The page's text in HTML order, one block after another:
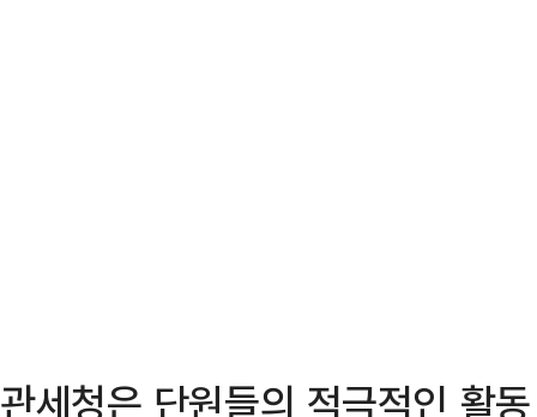
관세청은 단원들의 적극적인 활